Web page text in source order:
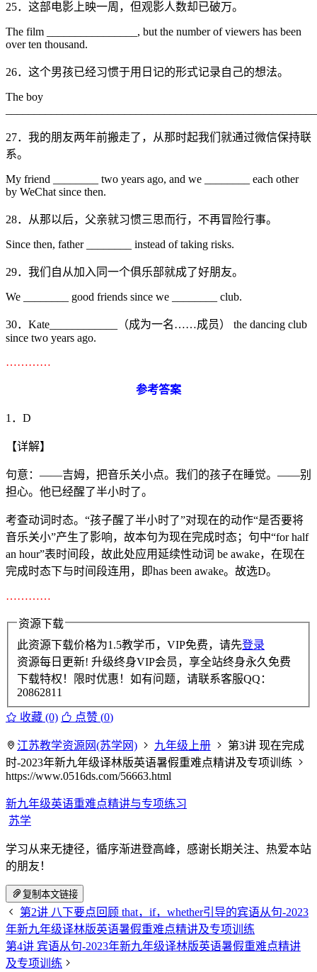
25．这部电影上映一周，但观影人数却已破万。
The film ________________, but the number of viewers has been
over ten thousand.
26．这个男孩已经习惯于用日记的形式记录自己的想法。
The boy
27．我的朋友两年前搬走了，从那时起我们就通过微信保持联
系。
My friend ________ two years ago, and we ________ each other
by WeChat since then.
28．从那以后，父亲就习惯三思而行，不再冒险行事。
Since then, father ________ instead of taking risks.
29．我们自从加入同一个俱乐部就成了好朋友。
We ________ good friends since we ________ club.
30．Kate____________（成为一名……成员） the dancing club
since two years ago.
…………
参考答案
1．D
【详解】
句意：——吉姆，把音乐关小点。我们的孩子在睡觉。——别
担心。他已经醒了半小时了。
考查动词时态。“孩子醒了半小时了”对现在的动作“是否要将
音乐关小”产生了影响，故本句为现在完成时态；句中“for half
an hour”表时间段，故此处应用延续性动词 be awake，在现在
完成时态下与时间段连用，即has been awake。故选D。
…………
资源下载
此资源下载价格为1.5教学币，VIP免费，请先登录
资源每日更新! 升级终身VIP会员，享全站终身永久免费
下载特权！限时优惠！如有问题，请联系客服QQ：
20862811
收藏 (0) 点赞 (0)
江苏教学资源网(苏学网) 九年级上册
第3讲 现在完成
时-2023年新九年级译林版英语暑假重难点精讲及专项训练
https://www.0516ds.com/56663.html
新九年级英语重难点精讲与专项练习
苏学
学习从来无捷径，循序渐进登高峰，感谢长期关注、热爱本站
的朋友！
复制本文链接
第2讲 八下要点回顾 that，if，whether引导的宾语从句-2023
年新九年级译林版英语暑假重难点精讲及专项训练
第4讲 宾语从句-2023年新九年级译林版英语暑假重难点精讲
及专项训练